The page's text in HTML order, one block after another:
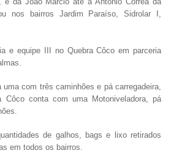
nos bairros Jardim Paraíso, Sidrolar I,
e equipe III no Quebra Côco em parceria
com três caminhões e pá carregadeira,
conta com uma Motoniveladora, pá
de galhos, bags e lixo retirados
em todos os bairros.